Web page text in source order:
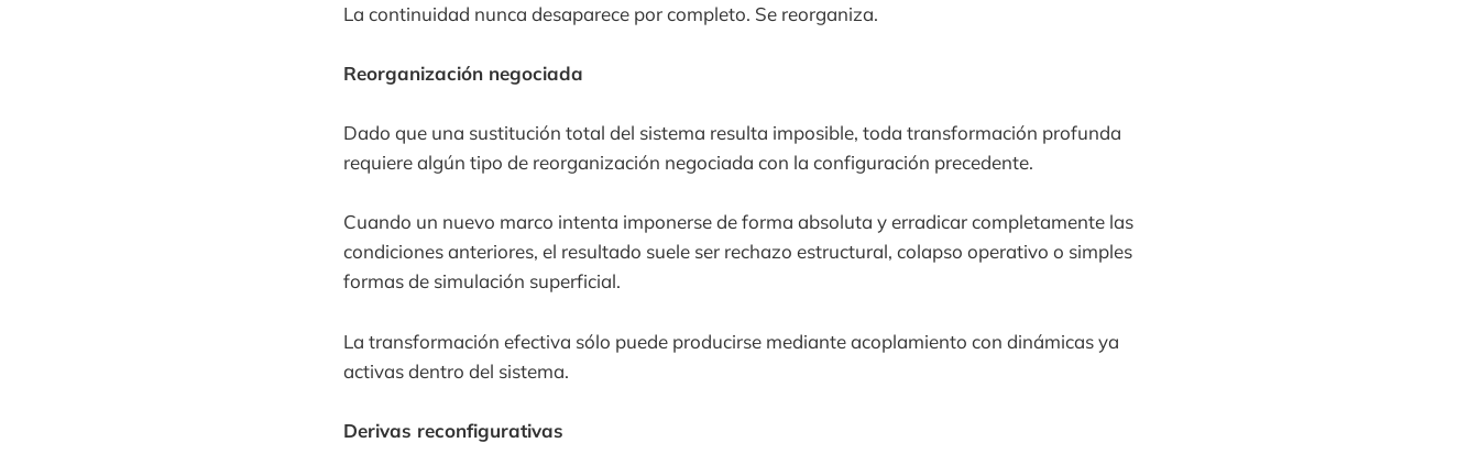
La continuidad nunca desaparece por completo. Se reorganiza.
Reorganización negociada
Dado que una sustitución total del sistema resulta imposible, toda transformación profunda
requiere algún tipo de reorganización negociada con la configuración precedente.
Cuando un nuevo marco intenta imponerse de forma absoluta y erradicar completamente las
condiciones anteriores, el resultado suele ser rechazo estructural, colapso operativo o simples
formas de simulación superficial.
La transformación efectiva sólo puede producirse mediante acoplamiento con dinámicas ya
activas dentro del sistema.
Derivas reconfigurativas